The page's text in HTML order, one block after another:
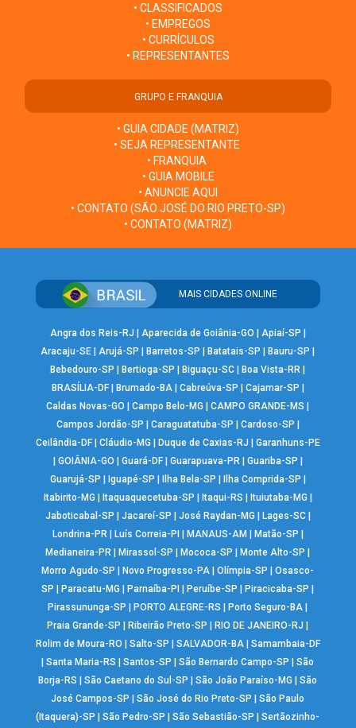
• CLASSIFICADOS
• EMPREGOS
• CURRÍCULOS
• REPRESENTANTES
GRUPO E FRANQUIA
• GUIA CIDADE (MATRIZ)
• SEJA REPRESENTANTE
• FRANQUIA
• GUIA MOBILE
• ANUNCIE AQUI
• CONTATO (SÃO JOSÉ DO RIO PRETO-SP)
• CONTATO (MATRIZ)
MAIS CIDADES ONLINE
Angra dos Reis-RJ | Aparecida de Goiânia-GO | Apiaí-SP |
Aracaju-SE | Arujá-SP |Barretos-SP |Batatais-SP |Bauru-SP |
Bebedouro-SP |Bertioga-SP |Biguaçu-SC |Boa Vista-RR |
BRASÍLIA-DF| Brumado-BA| Cabreúva-SP | Cajamar-SP |
Caldas Novas-GO |Campo Belo-MG |CAMPO GRANDE-MS |
Campos Jordão-SP | Caraguatatuba-SP | Cardoso-SP |
Ceilândia-DF| Cláudio-MG | Duque de Caxias-RJ | Garanhuns-PE
| GOIÂNIA-GO | Guará-DF| Guarapuava-PR | Guariba-SP |
Guarujá-SP | Iguapé-SP | Ilha Bela-SP | Ilha Comprida-SP |
Itabirito-MG | Itaquaquecetuba-SP | Itaqui-RS | Ituiutaba-MG |
Jaboticabal-SP | Jacareí-SP | José Raydan-MG | Lages-SC|
Londrina-PR | Luís Correia-PI | MANAUS-AM | Matão-SP |
Medianeira-PR |Mirassol-SP |Mococa-SP |Monte Alto-SP |
Morro Agudo-SP |Novo Progresso-PA |Olímpia-SP |Osasco-
SP |Paracatu-MG |Parnaíba-PI |Peruíbe-SP |Piracicaba-SP |
Pirassununga-SP |PORTO ALEGRE-RS |Porto Seguro-BA |
Praia Grande-SP |Ribeirão Preto-SP |RIO DE JANEIRO-RJ |
Rolim de Moura-RO | Salto-SP | SALVADOR-BA| Samambaia-DF
|Santa Maria-RS |Santos-SP |São Bernardo Campo-SP |São
Borja-RS |São Caetano do Sul-SP |São João Paraíso-MG |São
José Campos-SP |São José do Rio Preto-SP |São Paulo
(Itaquera)-SP |São Pedro-SP |São Sebastião-SP |Sertãozinho-